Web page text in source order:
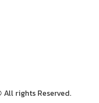
rights Reserved.